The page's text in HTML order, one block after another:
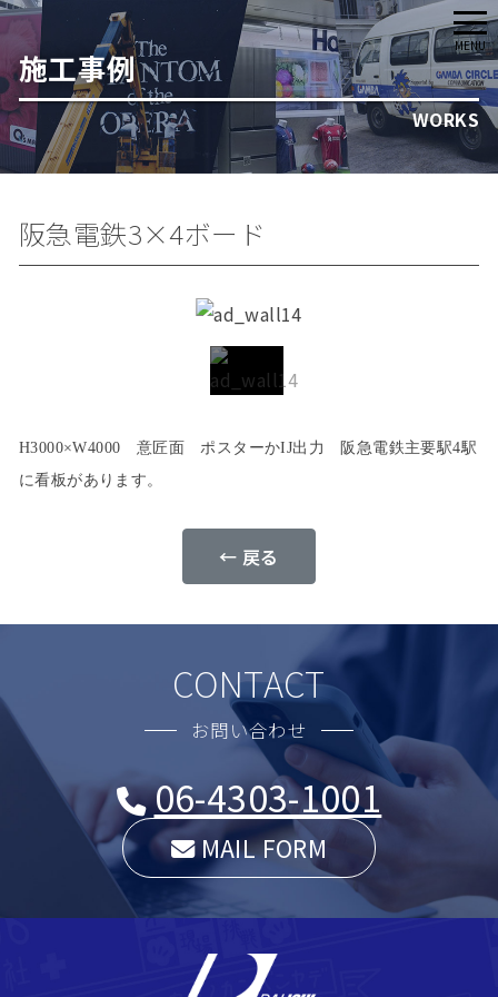
施工事例
WORKS
阪急電鉄3×4ボード
H3000×W4000 意匠面 ポスターかIJ出力 阪急電鉄主要駅4駅
に看板があります。
← 戻る
CONTACT
お問い合わせ
06-4303-1001
MAIL FORM
メ
ニ
ュ
ー
MENU